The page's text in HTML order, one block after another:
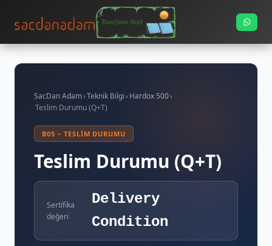
SacDan Adam›Teknik Bilgi› Hardox 500›
Teslim Durumu (Q+T)
B05 – TESLIM DURUMU
Teslim Durumu (Q+T)
Sertifika
değeri
Delivery
Condition